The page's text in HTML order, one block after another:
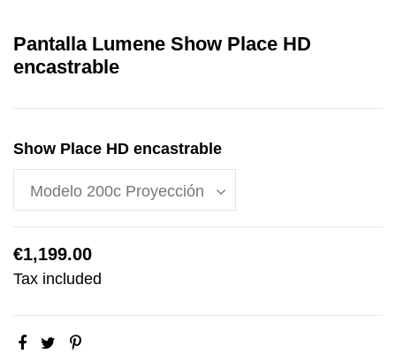
Pantalla Lumene Show Place HD
encastrable
Show Place HD encastrable
€1,199.00
Tax included